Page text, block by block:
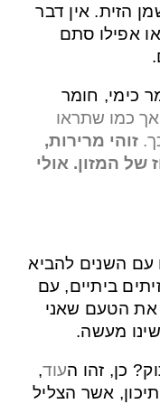
הזית. אין דבר
אפילו סתם
כימי, חומר
כמו שתראו
זוהי מרירות,
המזון. אולי
עם השנים להביא
ביתיים, עם
את הטעם שאני
מעשה.
כן, זהו העוד,
אשר הצליל